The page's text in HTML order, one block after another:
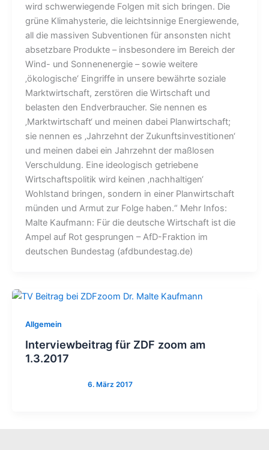
wird schwerwiegende Folgen mit sich bringen. Die
grüne Klimahysterie, die leichtsinnige Energiewende,
all die massiven Subventionen für ansonsten nicht
absetzbare Produkte – insbesondere im Bereich der
Wind- und Sonnenenergie – sowie weitere
‚ökologische‘ Eingriffe in unsere bewährte soziale
Marktwirtschaft, zerstören die Wirtschaft und
belasten den Endverbraucher. Sie nennen es
‚Marktwirtschaft‘ und meinen dabei Planwirtschaft;
sie nennen es ‚Jahrzehnt der Zukunftsinvestitionen‘
und meinen dabei ein Jahrzehnt der maßlosen
Verschuldung. Eine ideologisch getriebene
Wirtschaftspolitik wird keinen ‚nachhaltigen‘
Wohlstand bringen, sondern in einer Planwirtschaft
münden und Armut zur Folge haben.“ Mehr Infos:
Malte Kaufmann: Für die deutsche Wirtschaft ist die
Ampel auf Rot gesprungen – AfD-Fraktion im
deutschen Bundestag (afdbundestag.de)
Allgemein
Interviewbeitrag für ZDF zoom am
1.3.2017